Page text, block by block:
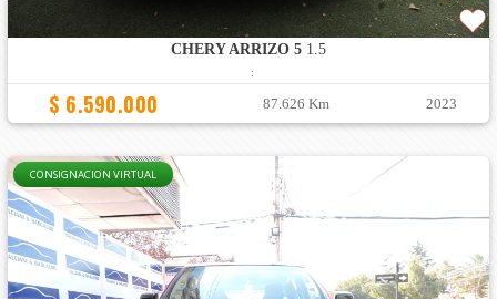
CHERY ARRIZO 51.5
:
$ 6.590.000 87.626 Km 2023
CONSIGNACION VIRTUAL